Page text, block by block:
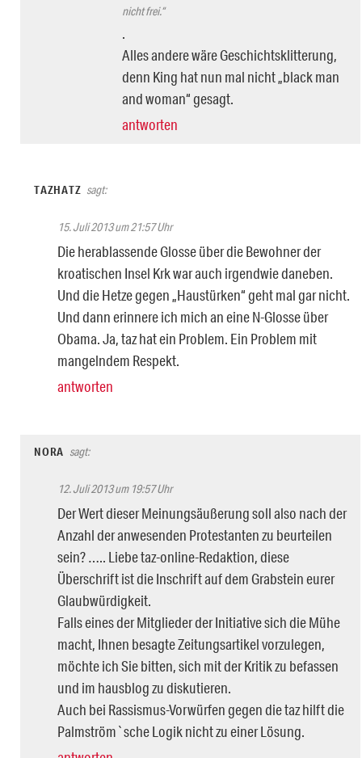
nicht frei.“
.
Alles andere wäre Geschichtsklitterung,
denn King hat nun mal nicht „black man
and woman“ gesagt.
antworten
TAZHATZ sagt:
15. Juli 2013 um 21:57 Uhr
Die herablassende Glosse über die Bewohner der
kroatischen Insel Krk war auch irgendwie daneben.
Und die Hetze gegen „Haustürken“ geht mal gar nicht.
Und dann erinnere ich mich an eine N-Glosse über
Obama. Ja, taz hat ein Problem. Ein Problem mit
mangelndem Respekt.
antworten
NORA sagt:
12. Juli 2013 um 19:57 Uhr
Der Wert dieser Meinungsäußerung soll also nach der
Anzahl der anwesenden Protestanten zu beurteilen
sein? ….. Liebe taz-online-Redaktion, diese
Überschrift ist die Inschrift auf dem Grabstein eurer
Glaubwürdigkeit.
Falls eines der Mitglieder der Initiative sich die Mühe
macht, Ihnen besagte Zeitungsartikel vorzulegen,
möchte ich Sie bitten, sich mit der Kritik zu befassen
und im hausblog zu diskutieren.
Auch bei Rassismus-Vorwürfen gegen die taz hilft die
Palmström`sche Logik nicht zu einer Lösung.